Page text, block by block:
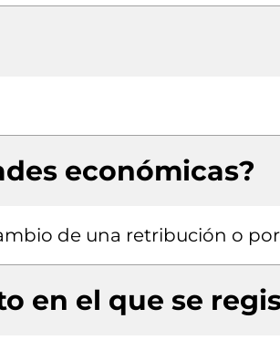
económicas?
de una retribución o
en el que se